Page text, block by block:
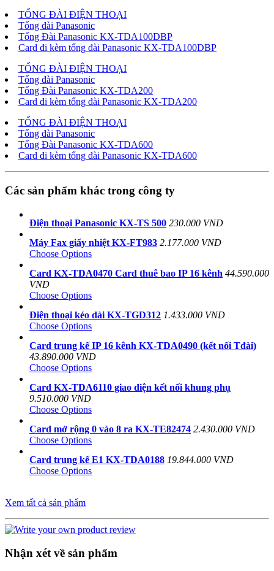
TỔNG ĐÀI ĐIỆN THOẠI
Tổng đài Panasonic
Tổng Đài Panasonic KX-TDA100DBP
Card đi kèm tổng đài Panasonic KX-TDA100DBP
TỔNG ĐÀI ĐIỆN THOẠI
Tổng đài Panasonic
Tổng Đài Panasonic KX-TDA200
Card đi kèm tổng đài Panasonic KX-TDA200
TỔNG ĐÀI ĐIỆN THOẠI
Tổng đài Panasonic
Tổng Đài Panasonic KX-TDA600
Card đi kèm tổng đài Panasonic KX-TDA600
Các sản phẩm khác trong công ty
Điện thoại Panasonic KX-TS 500 230.000 VND
Máy Fax giấy nhiệt KX-FT983 2.177.000 VND
Choose Options
Card KX-TDA0470 Card thuê bao IP 16 kênh 44.590.000
VND
Choose Options
Điện thoại kéo dài KX-TGD312 1.433.000 VND
Choose Options
Card trung kế IP 16 kênh KX-TDA0490 (kết nối Tđài)
43.890.000 VND
Choose Options
Card KX-TDA6110 giao diện kết nối khung phụ
9.510.000 VND
Choose Options
Card mở rộng 0 vào 8 ra KX-TE82474 2.430.000 VND
Choose Options
Card trung kế E1 KX-TDA0188 19.844.000 VND
Choose Options
Xem tất cả sản phẩm
Nhận xét về sản phẩm